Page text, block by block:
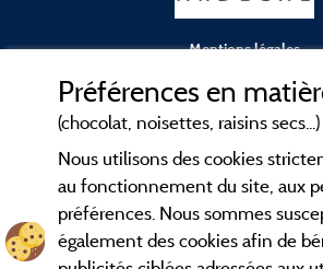
Mentions légales
Contact
CGV
Préférences en
(chocolat, noisettes, raisins secs...)
Nous utilisons des cookies
au fonctionnement du site, aux
préférences. Nous sommes
également des cookies afin de